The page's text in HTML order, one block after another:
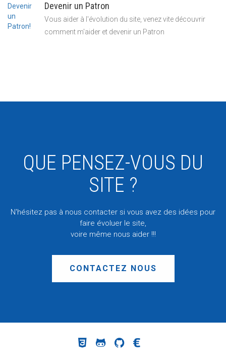
Devenir
un
Patron!
Devenir un Patron
Vous aider à l'évolution du site, venez vite découvrir
comment m'aider et devenir un Patron
QUE PENSEZ-VOUS DU
SITE ?
N'hésitez pas à nous contacter si vous avez des idées pour
faire évoluer le site,
voire même nous aider !!!
CONTACTEZ NOUS